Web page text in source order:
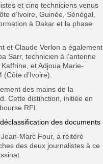
et cinq techniciens venus
d’Ivoire, Guinée, Sénégal,
à Dakar et la phase
et Claude Verlon a également
Sarr, technicien à l’antenne
et Adjoua Marie-
d’Ivoire).
des mains de la
Cette distinction, initiée en
RFI.
des documents
Marc Four, a réitéré
des deux journalistes à ce